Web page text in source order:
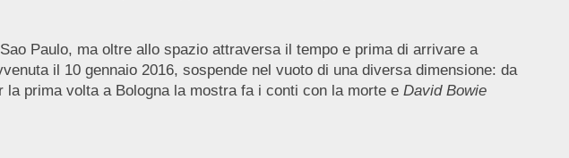
Paulo, ma oltre allo spazio attraversa il tempo e prima di arrivare a
il 10 gennaio 2016, sospende nel vuoto di una diversa dimensione: da
prima volta a Bologna la mostra fa i conti con la morte e David Bowie